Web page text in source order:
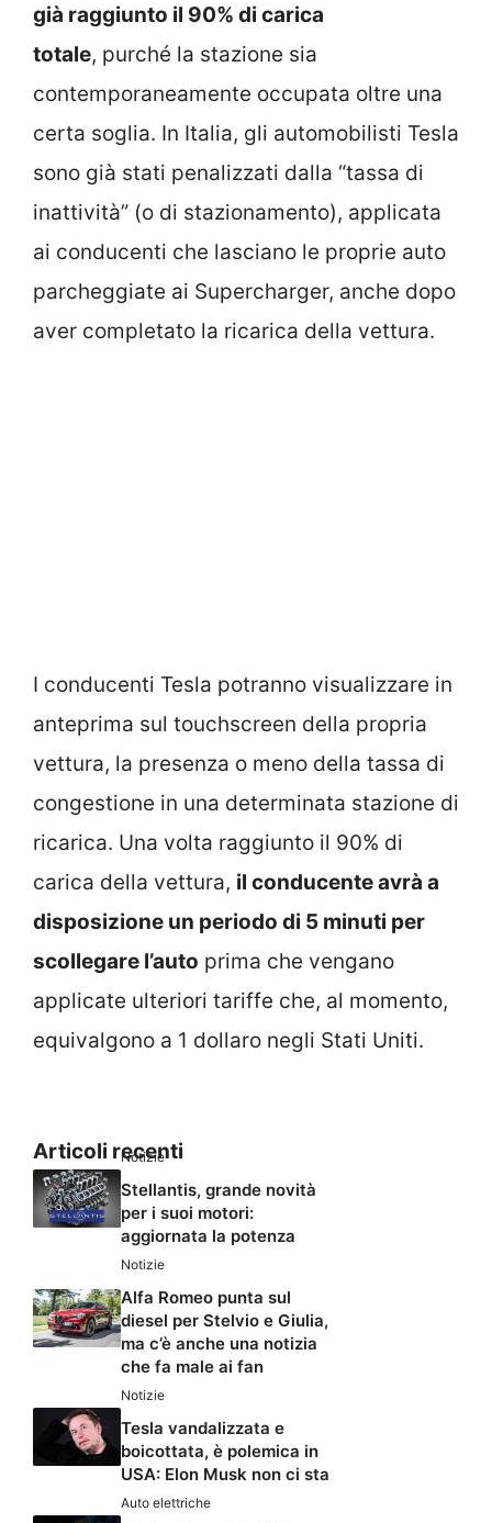
già raggiunto il 90% di carica
totale, purché la stazione sia
contemporaneamente occupata oltre una
certa soglia. In Italia, gli automobilisti Tesla
sono già stati penalizzati dalla “tassa di
inattività” (o di stazionamento), applicata
ai conducenti che lasciano le proprie auto
parcheggiate ai Supercharger, anche dopo
aver completato la ricarica della vettura.
I conducenti Tesla potranno visualizzare in
anteprima sul touchscreen della propria
vettura, la presenza o meno della tassa di
congestione in una determinata stazione di
ricarica. Una volta raggiunto il 90% di
carica della vettura, il conducente avrà a
disposizione un periodo di 5 minuti per
scollegare l’auto prima che vengano
applicate ulteriori tariffe che, al momento,
equivalgono a 1 dollaro negli Stati Uniti.
Articoli recenti
Notizie
Stellantis, grande novità
per i suoi motori:
aggiornata la potenza
Notizie
Alfa Romeo punta sul
diesel per Stelvio e Giulia,
ma c’è anche una notizia
che fa male ai fan
Notizie
Tesla vandalizzata e
boicottata, è polemica in
USA: Elon Musk non ci sta
Auto elettriche